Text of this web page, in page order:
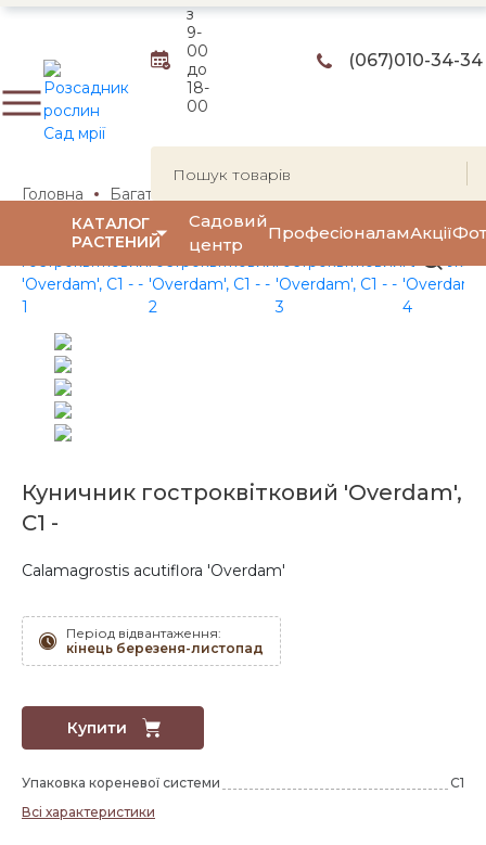
з
9-
00
до
18-
00
(067)010-34-34
КАТАЛОГ
РАСТЕНИЙ
Садовий
центр
ПрофесіоналамАкції
Головна Багаторічні квіти та трави
Куничник гостроквітковий 'Overdam',
C1 -
Calamagrostis acutiflora 'Overdam'
Період відвантаження:
кінець березеня-листопад
Купити
Упаковка кореневої системи
C1
Всі характеристики